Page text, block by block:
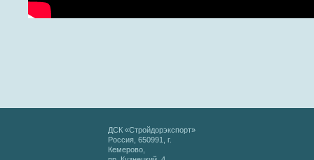
ДСК «Стройдорэкспорт»
Россия, 650991, г.
Кемерово,